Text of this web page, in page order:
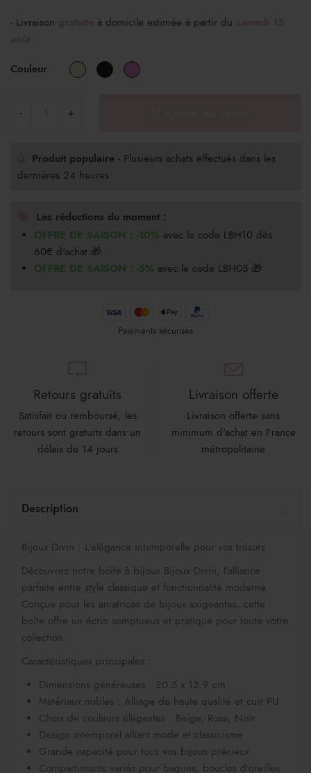
- Livraison à domicile estimée à partir du
Couleur
Produit populaire - Plusieurs achats effectués dans les
dernières 24 heures
Les réductions du moment :
OFFRE DE SAISON : -10% avec le code LBH10 dès
60€ d'achat 🎁
OFFRE DE SAISON : -5% avec le code LBH05 🎁
Paiements sécurisés
Retours gratuits
Satisfait ou remboursé, les
retours sont gratuits dans un
délais de 14 jours
Livraison offerte
Livraison offerte sans
minimum d'achat en France
métropolitaine
Description
Bijoux Divin : L’élégance intemporelle pour vos trésors
Découvrez notre boîte à bijoux Bijoux Divin, l’alliance
parfaite entre style classique et fonctionnalité moderne.
Conçue pour les amatrices de bijoux exigeantes, cette
boîte offre un écrin somptueux et pratique pour toute votre
collection.
Caractéristiques principales :
Dimensions généreuses : 20.5 x 12.9 cm
Matériaux nobles : Alliage de haute qualité et cuir PU
Choix de couleurs élégantes : Beige, Rose, Noir
Design intemporel alliant mode et classicisme
Grande capacité pour tous vos bijoux précieux
Compartiments variés pour bagues, boucles d’oreilles